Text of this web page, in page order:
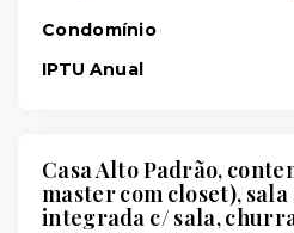
Condomínio
IPTU Anual
Casa Alto Padrão,
master com closet),
integrada c/ sala,